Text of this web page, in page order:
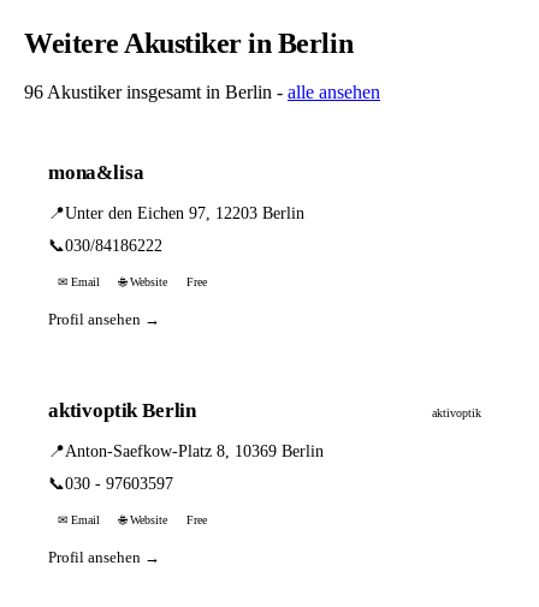
Weitere Akustiker in Berlin
96 Akustiker insgesamt in Berlin - alle ansehen
mona&lisa
📍Unter den Eichen 97, 12203 Berlin
📞030/84186222
✉ Email 🌐 Website Free
Profil ansehen →
aktivoptik Berlin aktivoptik
📍Anton-Saefkow-Platz 8, 10369 Berlin
📞030 - 97603597
✉ Email 🌐 Website Free
Profil ansehen →